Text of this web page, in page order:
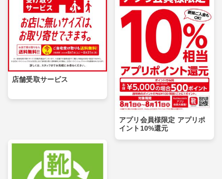
店舗受取サービス
アプリ会員様限定 アプリポ
イント10%還元